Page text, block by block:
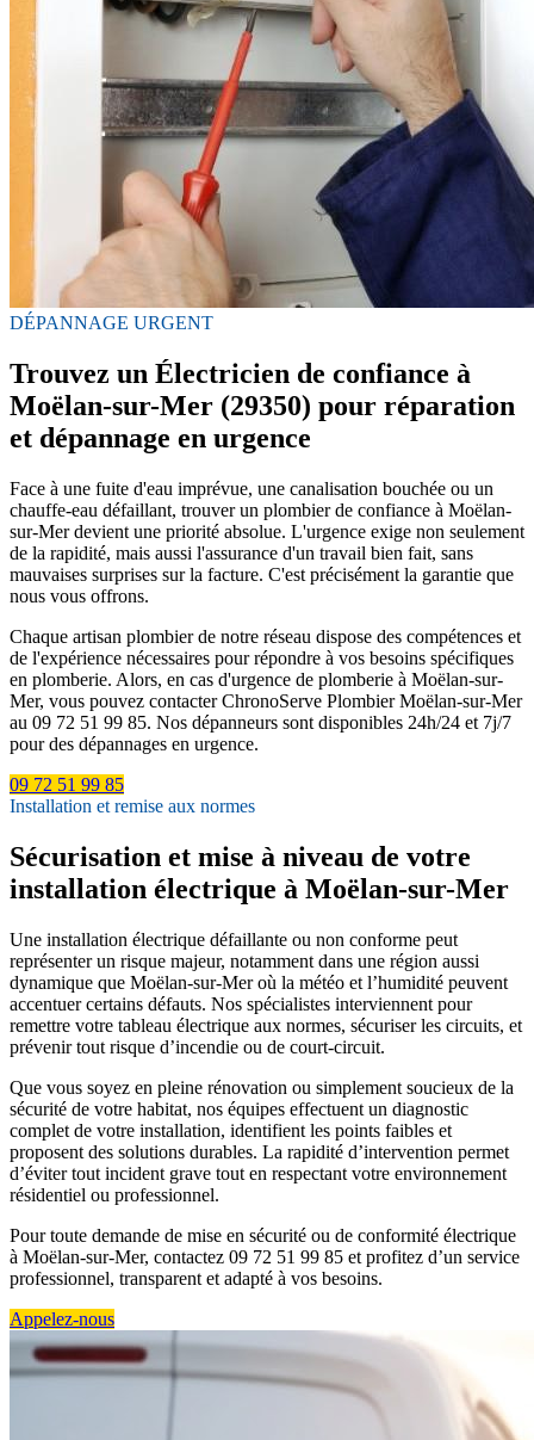
DÉPANNAGE URGENT
Trouvez un Électricien de confiance à
Moëlan-sur-Mer (29350) pour réparation
et dépannage en urgence
Face à une fuite d'eau imprévue, une canalisation bouchée ou un
chauffe-eau défaillant, trouver un plombier de confiance à Moëlan-
sur-Mer devient une priorité absolue. L'urgence exige non seulement
de la rapidité, mais aussi l'assurance d'un travail bien fait, sans
mauvaises surprises sur la facture. C'est précisément la garantie que
nous vous offrons.
Chaque artisan plombier de notre réseau dispose des compétences et
de l'expérience nécessaires pour répondre à vos besoins spécifiques
en plomberie. Alors, en cas d'urgence de plomberie à Moëlan-sur-
Mer, vous pouvez contacter ChronoServe Plombier Moëlan-sur-Mer
au 09 72 51 99 85. Nos dépanneurs sont disponibles 24h/24 et 7j/7
pour des dépannages en urgence.
09 72 51 99 85
Installation et remise aux normes
Sécurisation et mise à niveau de votre
installation électrique à Moëlan-sur-Mer
Une installation électrique défaillante ou non conforme peut
représenter un risque majeur, notamment dans une région aussi
dynamique que Moëlan-sur-Mer où la météo et l’humidité peuvent
accentuer certains défauts. Nos spécialistes interviennent pour
remettre votre tableau électrique aux normes, sécuriser les circuits, et
prévenir tout risque d’incendie ou de court-circuit.
Que vous soyez en pleine rénovation ou simplement soucieux de la
sécurité de votre habitat, nos équipes effectuent un diagnostic
complet de votre installation, identifient les points faibles et
proposent des solutions durables. La rapidité d’intervention permet
d’éviter tout incident grave tout en respectant votre environnement
résidentiel ou professionnel.
Pour toute demande de mise en sécurité ou de conformité électrique
à Moëlan-sur-Mer, contactez 09 72 51 99 85 et profitez d’un service
professionnel, transparent et adapté à vos besoins.
Appelez-nous